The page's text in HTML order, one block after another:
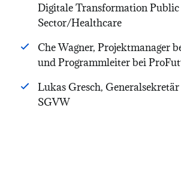
Digitale Transformation Public
Sector/Healthcare
Che Wagner, Projektmanager
und Programmleiter bei
Lukas Gresch,
SGVW